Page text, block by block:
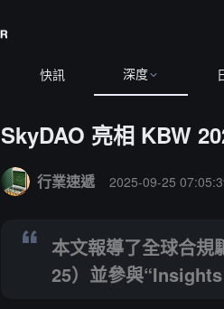
快訊 深度
SkyDAO 亮相 KBW
本文報導了全球合規驅動
行業速遞 2025-09-25
本文報導了全球合規
25）並參與